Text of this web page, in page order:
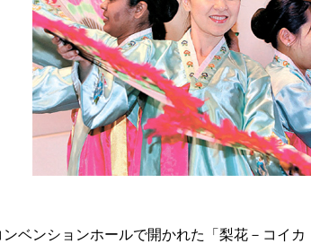
ベンションホールで開かれた「梨花－コイ